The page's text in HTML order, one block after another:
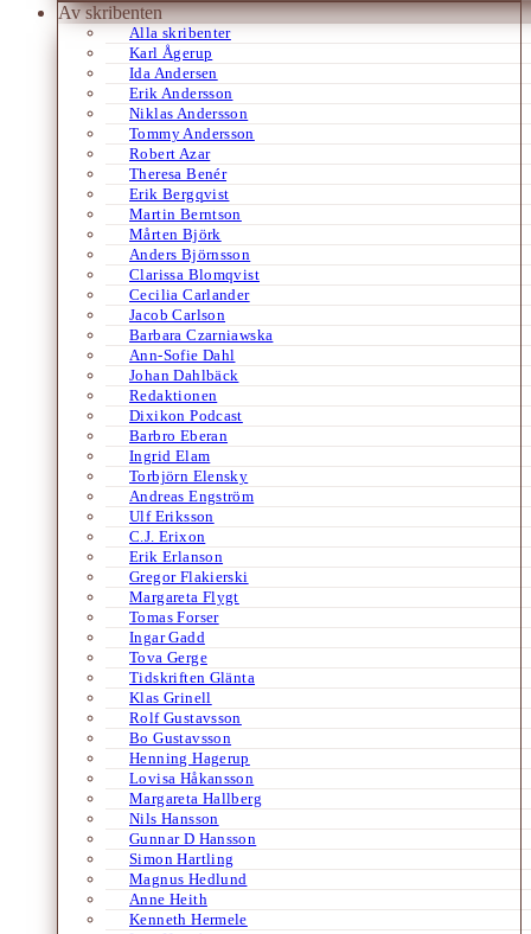
Av skribenten
Alla skribenter
Karl Ågerup
Ida Andersen
Erik Andersson
Niklas Andersson
Tommy Andersson
Robert Azar
Theresa Benér
Erik Bergqvist
Martin Berntson
Mårten Björk
Anders Björnsson
Clarissa Blomqvist
Cecilia Carlander
Jacob Carlson
Barbara Czarniawska
Ann-Sofie Dahl
Johan Dahlbäck
Redaktionen
Dixikon Podcast
Barbro Eberan
Ingrid Elam
Torbjörn Elensky
Andreas Engström
Ulf Eriksson
C.J. Erixon
Erik Erlanson
Gregor Flakierski
Margareta Flygt
Tomas Forser
Ingar Gadd
Tova Gerge
Tidskriften Glänta
Klas Grinell
Rolf Gustavsson
Bo Gustavsson
Henning Hagerup
Lovisa Håkansson
Margareta Hallberg
Nils Hansson
Gunnar D Hansson
Simon Hartling
Magnus Hedlund
Anne Heith
Kenneth Hermele